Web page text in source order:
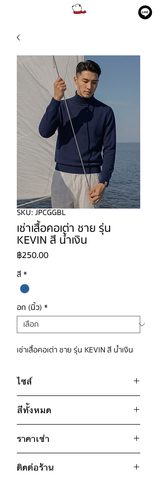
SKU: JPCGGBL
เช่าเสื้อคอเต่า ชาย รุ่น
KEVIN สี น้ำเงิน
฿250.00ราคา
สี *
อก (นิ้ว) *
เช่าเสื้อคอเต่า ชาย รุ่น KEVIN สี น้ำเงิน
ไซส์
ไซส์ : XL
อก 38" / ไหล่กว้าง 16" / วงแขน 19"
/ ยาว 27"
สีทั้งหมด
เทา
น้ำเงิน
*เสื้อรุ่นเดียวกันมีหลายสีและหลายไซส์
ยก
ราคาเช่า
คืน)
ติดต่อร้าน